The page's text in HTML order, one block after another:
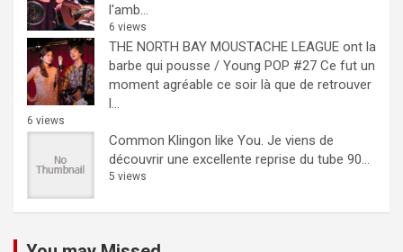
l'amb...
6 views
THE NORTH BAY MOUSTACHE LEAGUE ont la
barbe qui pousse / Young POP #27 Ce fut un
moment agréable ce soir là que de retrouver
l...
6 views
Common Klingon like You. Je viens de
découvrir une excellente reprise du tube 90...
5 views